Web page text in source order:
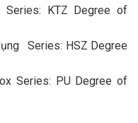
KTZ Degree of
Series: HSZ Degree
Series: PU Degree of